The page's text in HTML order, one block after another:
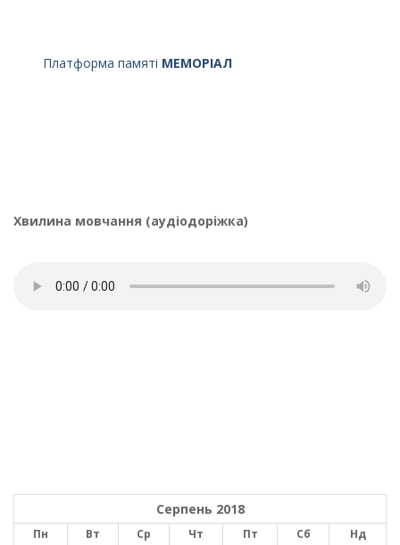
Платформа памяті МЕМОРІАЛ
Хвилина мовчання (аудіодоріжка)
Серпень 2018
Пн Вт Ср Чт Пт Сб
Нд